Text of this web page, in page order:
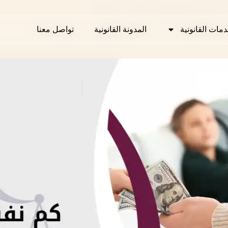
القانونية المدونة القانونية تواصل معنا القانونية المدونة القانونية تواصل معنا